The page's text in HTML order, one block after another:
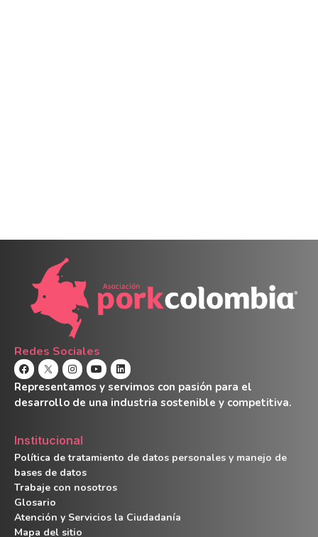
Redes Sociales
Representamos y servimos con pasión para el
desarrollo de una industria sostenible y competitiva.
Institucional
Política de tratamiento de datos personales y manejo de
bases de datos
Trabaje con nosotros
Glosario
Atención y Servicios la Ciudadanía
Mapa del sitio